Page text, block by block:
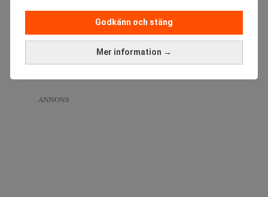
Mer information →
Godkänn och stäng
ANNONS